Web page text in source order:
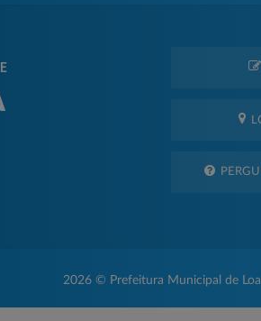
2026 © Prefeitura Municipal de